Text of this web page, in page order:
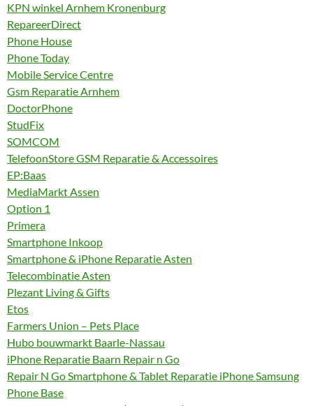
KPN winkel Arnhem Kronenburg
RepareerDirect
Phone House
Phone Today
Mobile Service Centre
Gsm Reparatie Arnhem
DoctorPhone
StudFix
SOMCOM
TelefoonStore GSM Reparatie & Accessoires
EP:Baas
MediaMarkt Assen
Option 1
Primera
Smartphone Inkoop
Smartphone & iPhone Reparatie Asten
Telecombinatie Asten
Plezant Living & Gifts
Etos
Farmers Union – Pets Place
Hubo bouwmarkt Baarle-Nassau
iPhone Reparatie Baarn Repair n Go
Repair N Go Smartphone & Tablet Reparatie iPhone Samsung
Phone Base